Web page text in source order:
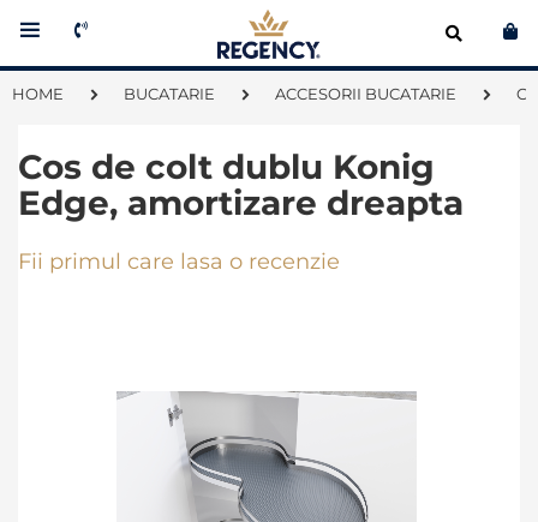
HOME BUCATARIE ACCESORII BUCATARIE
Cos de colt dublu Konig
Edge, amortizare dreapta
Fii primul care lasa o recenzie